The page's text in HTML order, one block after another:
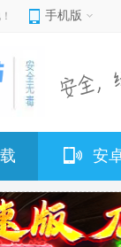
手机版
安